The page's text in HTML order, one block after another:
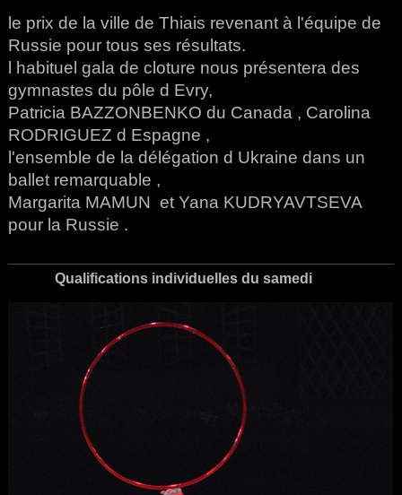
le prix de la ville de Thiais revenant à l'équipe de
Russie pour tous ses résultats.
l habituel gala de cloture nous présentera des
gymnastes du pôle d Evry,
Patricia BAZZONBENKO du Canada , Carolina
RODRIGUEZ d Espagne ,
l'ensemble de la délégation d Ukraine dans un
ballet remarquable ,
Margarita MAMUN et Yana KUDRYAVTSEVA
pour la Russie .
Qualifications individuelles du samedi